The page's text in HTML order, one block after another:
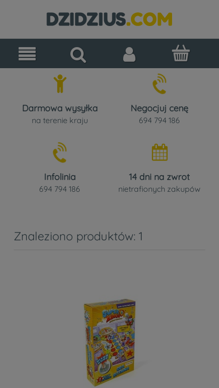
Darmowa wysyłka
na terenie kraju
Negocjuj cenę
694 794 186
Infolinia
694 794 186
14 dni na zwrot
nietrafionych zakupów
Znaleziono produktów: 1